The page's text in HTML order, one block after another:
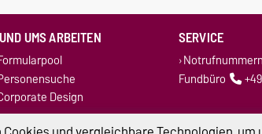
UMS ARBEITEN
Design
SERVICE
Fundbüro